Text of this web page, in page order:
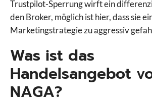
Trustpilot-Sperrung wirft ein
den Broker, möglich ist hier, dass sie
Marketingstrategie zu aggressiv
Was ist das
Handelsangebot
NAGA?